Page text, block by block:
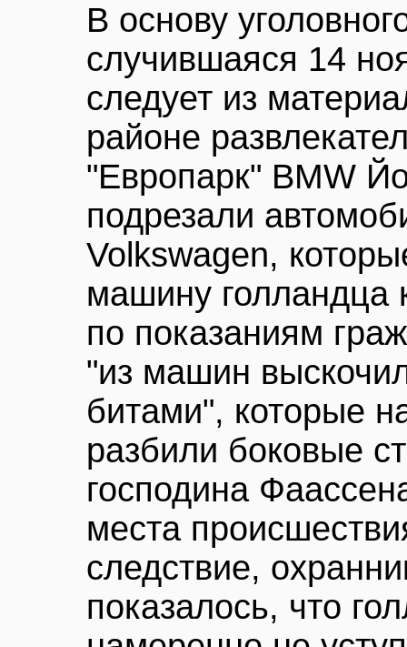
В основу
случившаяся 14
следует из
районе
"Европарк" BMW
подрезали
Volkswagen,
машину голландца
по показаниям
"из машин
битами", которые
разбили боковые
господина
места
следствие,
показалось, что